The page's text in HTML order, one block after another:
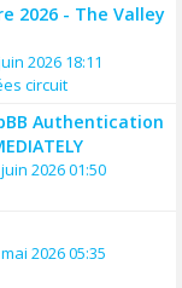
2026 - The Valley
2026 18:11
circuit
Authentication
2026 01:50
2026 05:35